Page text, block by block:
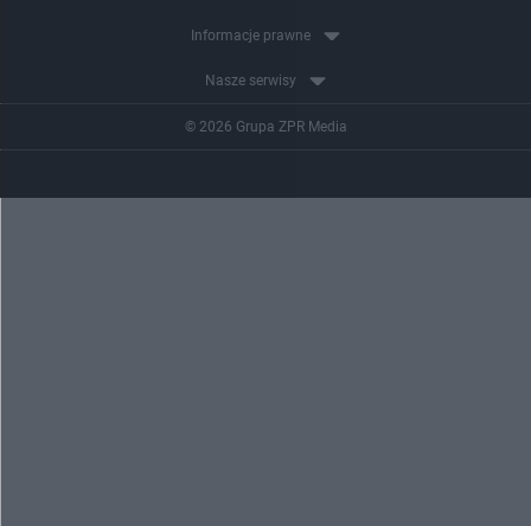
Informacje prawne
Nasze serwisy
© 2026 Grupa ZPR Media